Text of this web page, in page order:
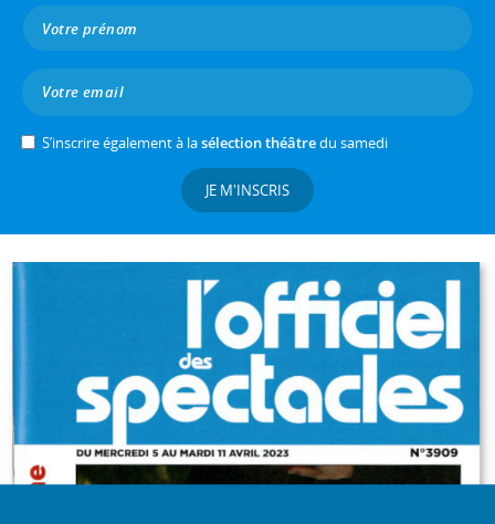
S’inscrire également à lasélection théâtredu samedi
JE M'INSCRIS